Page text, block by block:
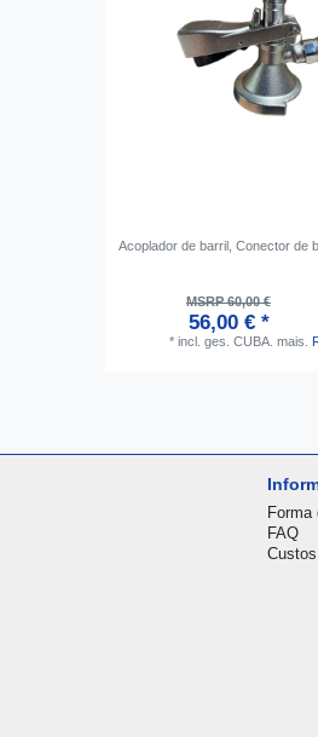
Acoplador de barril, Conector de
MSRP 60,00 €
56,00 € *
* incl. ges. CUBA. mais.
Forma
FAQ